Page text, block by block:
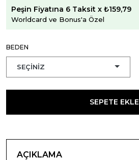
Peşin Fiyatına 6 Taksit x ₺159,79
Worldcard ve Bonus'a Özel
BEDEN
SEPETE EKLE
AÇIKLAMA